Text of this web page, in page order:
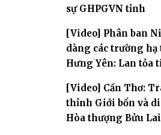
sự GHPGVN tỉnh
[Video] Phân ban
dàng các trường
Hưng Yên: Lan tỏa
[Video] Cần Thơ:
thỉnh Giới bổn và
Hòa thượng Bửu